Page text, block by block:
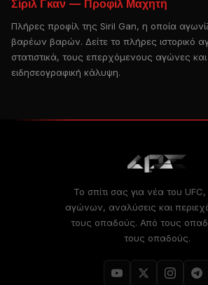
Πλήρες προφίλ της Siril Gan, η οποία
βαρέων βαρών. Δείτε το πλήρες ιστορικό
στατιστικά, τους επερχόμενους αγώνες και
ειδησεογραφική κάλυψη.
Το σπίτι σας για νέα του
αγώνων, αναλύσεις και
τους οπαδούς. Από τους
τους οπαδούς.